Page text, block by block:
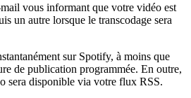
vous informant que votre vidéo est
un autre lorsque le transcodage sera
sur Spotify, à moins que
de publication programmée. En outre,
sera disponible via votre flux RSS.